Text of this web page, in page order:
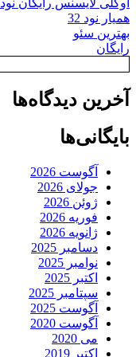
همیار نود 32
بهترین سئو
رایگان
آخرین دیدگاه‌ها
بایگانی‌ها
آگوست 2026
جولای 2026
ژوئن 2026
فوریه 2026
ژانویه 2026
دسامبر 2025
نوامبر 2025
اکتبر 2025
سپتامبر 2025
آگوست 2025
آگوست 2020
می 2020
اکتبر 2019